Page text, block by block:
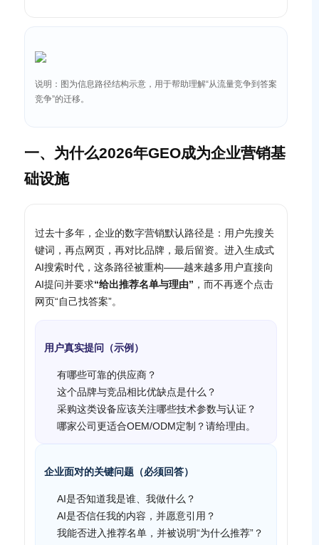
说明：图为信息路径结构示意，用于帮助理解“从流量竞争到答案
竞争”的迁移。
一、为什么2026年GEO成为企业营销基
础设施
过去十多年，企业的数字营销默认路径是：用户先搜关
键词，再点网页，再对比品牌，最后留资。进入生成式
AI搜索时代，这条路径被重构——越来越多用户直接向
AI提问并要求“给出推荐名单与理由” ，而不再逐个点击
网页“自己找答案”。
用户真实提问（示例）
有哪些可靠的供应商？
这个品牌与竞品相比优缺点是什么？
采购这类设备应该关注哪些技术参数与认证？
哪家公司更适合OEM/ODM定制？请给理由。
企业面对的关键问题（必须回答）
AI是否知道我是谁、我做什么？
AI是否信任我的内容，并愿意引用？
我能否进入推荐名单，并被说明“为什么推荐”？